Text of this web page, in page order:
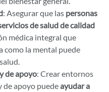
: Asegurar que las personas
de salud de calidad
médica integral que
como la mental puede
de apoyo: Crear entornos
de apoyo puedeayudar a